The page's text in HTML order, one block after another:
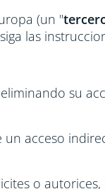
(un "
las
su
acceso
o